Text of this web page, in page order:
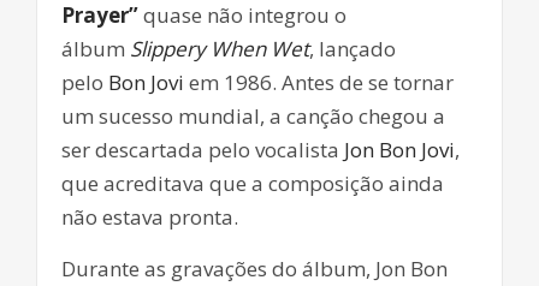
Prayer”quase não integrou o
álbum Slippery When Wet, lançado
pelo Bon Jovi em 1986. Antes de se tornar
um sucesso mundial, a canção chegou a
ser descartada pelo vocalista Jon Bon Jovi,
que acreditava que a composição ainda
não estava pronta.
Durante as gravações do álbum, Jon Bon